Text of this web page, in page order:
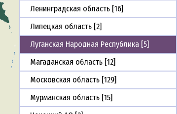
Ленинградская область [16]
Липецкая область [2]
Луганская Народная Республика [5]
Магаданская область [12]
Московская область [129]
Мурманская область [15]